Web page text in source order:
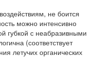
не боится
можно интенсивно
губкой с неабразивными
(соответствует
летучих органических